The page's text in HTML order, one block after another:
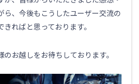
ら、今後もこうしたユーザー交流の
ればと思っております。
お越しをお待ちしております。